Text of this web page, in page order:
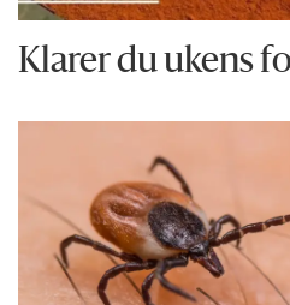
Klarer du ukens